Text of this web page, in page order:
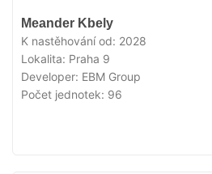
Meander Kbely
K nastěhování od: 2028
Lokalita: Praha 9
Developer: EBM Group
Počet jednotek: 96